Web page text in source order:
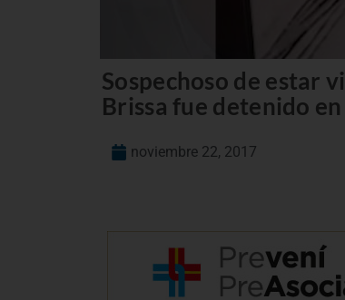
Sospechoso de estar
Brissa fue detenido
noviembre 22, 2017